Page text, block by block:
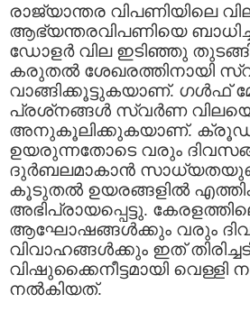
രാജ്യാന്തര വിപണിയിലെ
ആഭ്യന്തരവിപണിയെ
ഡോളര്‍ വില ഇടിഞ്ഞു
കരുതല്‍ ശേഖരത്തിനായി
വാങ്ങിക്കൂട്ടുകയാണ്‌. ഗള്‍ഫ്‌
പ്രശ്‌നങ്ങള്‍ സ്വര്‍ണ
അനുകൂലിക്കുകയാണ്‌. ക്രൂഡ്
ഉയരുന്നതോടെ വരും
ദുര്‍ബലമാകാന്‍
കൂടുതല്‍ ഉയരങ്ങളില്‍
അഭിപ്രായപ്പെട്ടു.
ആഘോഷങ്ങള്‍ക്കും വരും
വിവാഹങ്ങള്‍ക്കും ഇത്
വിഷുക്കൈനീട്ടമായി
നല്‍കിയത്.